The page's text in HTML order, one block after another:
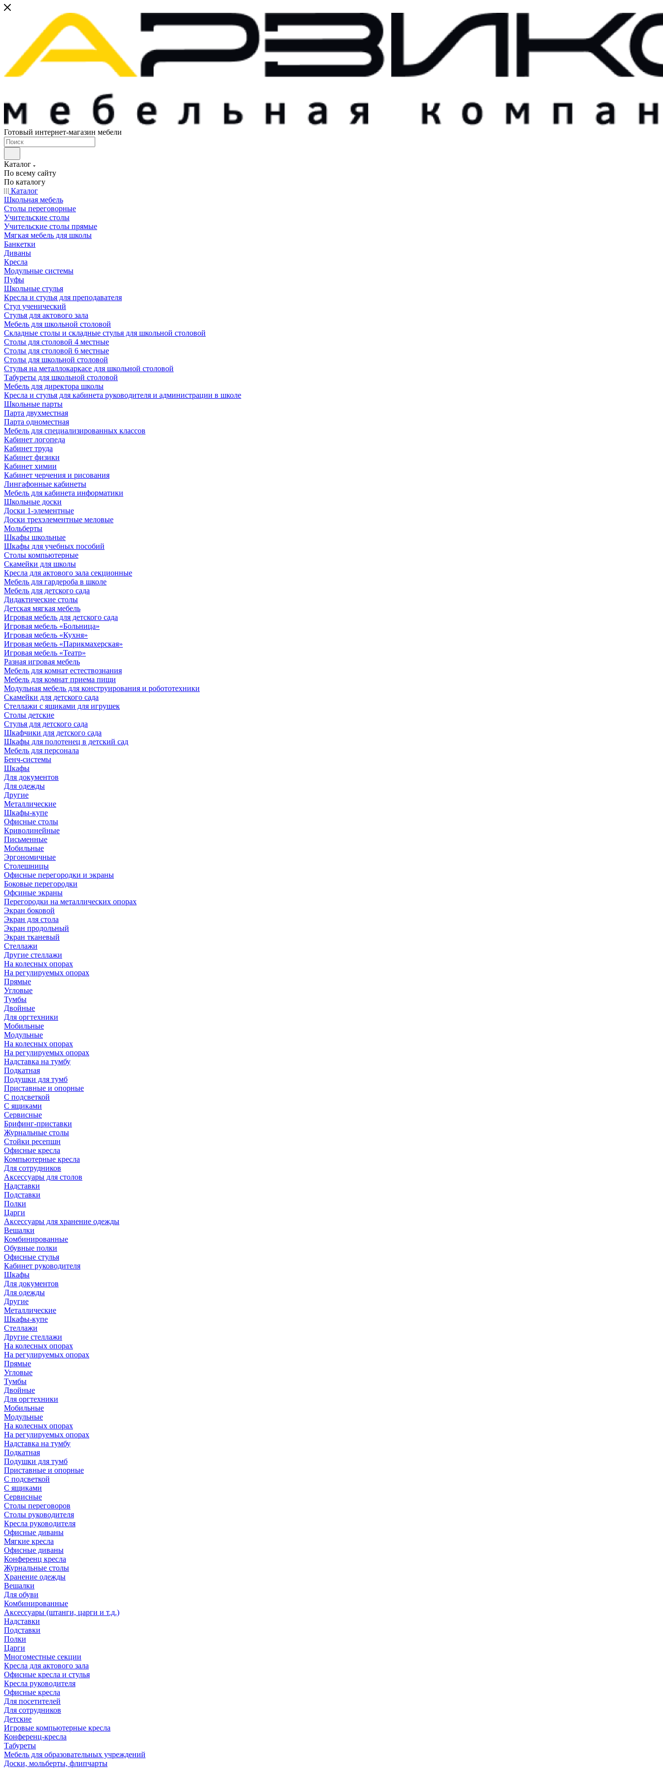
Готовый интернет-магазин мебели
Каталог
По всему сайту
По каталогу
Каталог
Школьная мебель
Столы переговорные
Учительские столы
Учительские столы прямые
Мягкая мебель для школы
Банкетки
Диваны
Кресла
Модульные системы
Пуфы
Школьные стулья
Кресла и стулья для преподавателя
Стул ученический
Стулья для актового зала
Мебель для школьной столовой
Складные столы и складные стулья для школьной столовой
Столы для столовой 4 местные
Столы для столовой 6 местные
Столы для школьной столовой
Стулья на металлокаркасе для школьной столовой
Табуреты для школьной столовой
Мебель для директора школы
Кресла и стулья для кабинета руководителя и администрации в школе
Школьные парты
Парта двухместная
Парта одноместная
Мебель для специализированных классов
Кабинет логопеда
Кабинет труда
Кабинет физики
Кабинет химии
Кабинет черчения и рисования
Лингафонные кабинеты
Мебель для кабинета информатики
Школьные доски
Доски 1-элементные
Доски трехэлементные меловые
Мольберты
Шкафы школьные
Шкафы для учебных пособий
Столы компьютерные
Скамейки для школы
Кресла для актового зала секционные
Мебель для гардероба в школе
Мебель для детского сада
Дидактические столы
Детская мягкая мебель
Игровая мебель для детского сада
Игровая мебель «Больница»
Игровая мебель «Кухня»
Игровая мебель «Парикмахерская»
Игровая мебель «Театр»
Разная игровая мебель
Мебель для комнат естествознания
Мебель для комнат приема пищи
Модульная мебель для конструирования и робототехники
Скамейки для детского сада
Стеллажи с ящиками для игрушек
Столы детские
Стулья для детского сада
Шкафчики для детского сада
Шкафы для полотенец в детский сад
Мебель для персонала
Бенч-системы
Шкафы
Для документов
Для одежды
Другие
Металлические
Шкафы-купе
Офисные столы
Криволинейные
Письменные
Мобильные
Эргономичные
Столешницы
Офисные перегородки и экраны
Боковые перегородки
Офсиные экраны
Перегородки на металлических опорах
Экран боковой
Экран для стола
Экран продольный
Экран тканевый
Стеллажи
Другие стеллажи
На колесных опорах
На регулируемых опорах
Прямые
Угловые
Тумбы
Двойные
Для оргтехники
Мобильные
Модульные
На колесных опорах
На регулируемых опорах
Надставка на тумбу
Подкатная
Подушки для тумб
Приставные и опорные
С подсветкой
С ящиками
Сервисные
Брифинг-приставки
Журнальные столы
Стойки ресепшн
Офисные кресла
Компьютерные кресла
Для сотрудников
Аксессуары для столов
Надставки
Подставки
Полки
Царги
Аксессуары для хранение одежды
Вешалки
Комбинированные
Обувные полки
Офисные стулья
Кабинет руководителя
Шкафы
Для документов
Для одежды
Другие
Металлические
Шкафы-купе
Стеллажи
Другие стеллажи
На колесных опорах
На регулируемых опорах
Прямые
Угловые
Тумбы
Двойные
Для оргтехники
Мобильные
Модульные
На колесных опорах
На регулируемых опорах
Надставка на тумбу
Подкатная
Подушки для тумб
Приставные и опорные
С подсветкой
С ящиками
Сервисные
Столы переговоров
Столы руководителя
Кресла руководителя
Офисные диваны
Мягкие кресла
Офисные диваны
Конференц кресла
Журнальные столы
Хранение одежды
Вешалки
Для обуви
Комбинированные
Аксессуары (штанги, царги и т.д.)
Надставки
Подставки
Полки
Царги
Многоместные секции
Кресла для актового зала
Офисные кресла и стулья
Кресла руководителя
Офисные кресла
Для посетителей
Для сотрудников
Детские
Игровые компьютерные кресла
Конференц-кресла
Табуреты
Мебель для образовательных учреждений
Доски, мольберты, флипчарты